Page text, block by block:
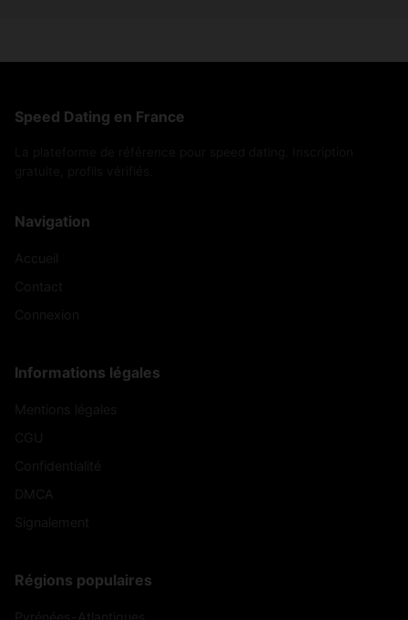
Speed Dating en France
Navigation
Informations légales
Régions populaires